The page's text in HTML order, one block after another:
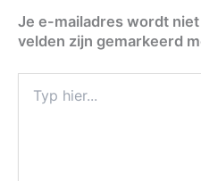
Je e-mailadres wordt
velden zijn gemarkeerd
hier...